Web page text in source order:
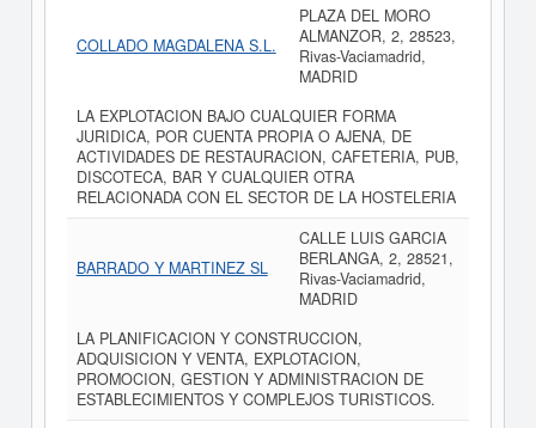
COLLADO MAGDALENA S.L.
PLAZA DEL MORO
ALMANZOR, 2, 28523,
Rivas-Vaciamadrid,
MADRID
LA EXPLOTACION BAJO CUALQUIER FORMA
JURIDICA, POR CUENTA PROPIA O AJENA, DE
ACTIVIDADES DE RESTAURACION, CAFETERIA, PUB,
DISCOTECA, BAR Y CUALQUIER OTRA
RELACIONADA CON EL SECTOR DE LA HOSTELERIA
BARRADO Y MARTINEZ SL
CALLE LUIS GARCIA
BERLANGA, 2, 28521,
Rivas-Vaciamadrid,
MADRID
LA PLANIFICACION Y CONSTRUCCION,
ADQUISICION Y VENTA, EXPLOTACION,
PROMOCION, GESTION Y ADMINISTRACION DE
ESTABLECIMIENTOS Y COMPLEJOS TURISTICOS.